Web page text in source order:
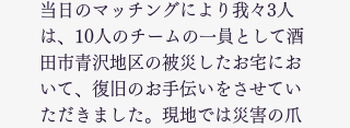
当日のマッチングにより我々3人
は、10人のチームの一員として酒
田市青沢地区の被災したお宅にお
いて、復旧のお手伝いをさせてい
ただきました。現地では災害の爪